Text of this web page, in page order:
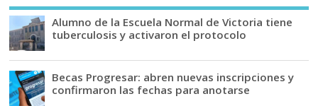
Alumno de la Escuela Normal de Victoria tiene
tuberculosis y activaron el protocolo
Becas Progresar: abren nuevas inscripciones y
confirmaron las fechas para anotarse